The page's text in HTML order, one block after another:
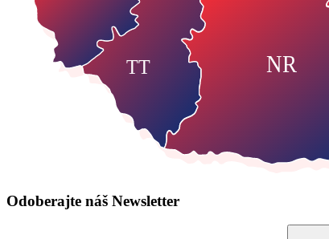
TT NR
Odoberajte náš Newsletter